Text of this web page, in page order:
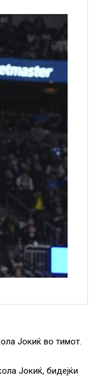
Јокиќ во тимот.
Јокиќ, бидејќи